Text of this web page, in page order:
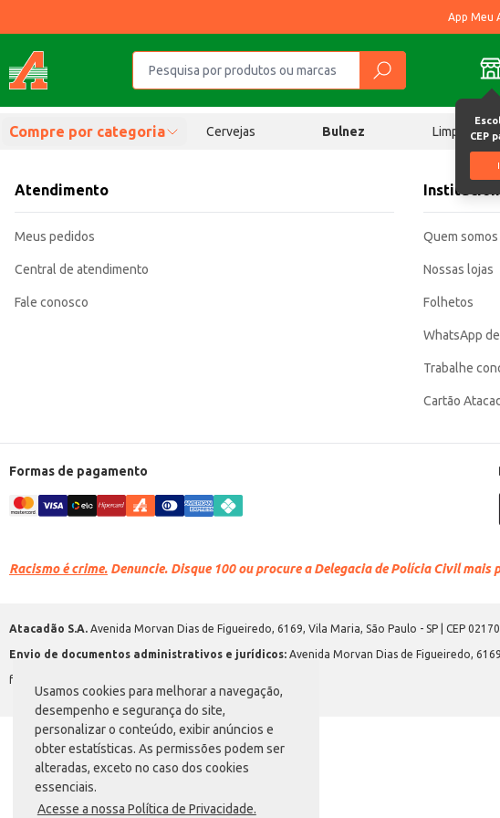
Usamos cookies para melhorar a navegação,
desempenho e segurança do site,
personalizar o conteúdo, exibir anúncios e
obter estatísticas. As permissões podem ser
alteradas, exceto no caso dos cookies
essenciais.
Acesse a nossa Política de Privacidade.
App Meu
CEP
Compre por categoria Cervejas Bulnez Limpeza
Atendimento
Meus pedidos
Central de atendimento
Fale conosco
Quem somos
Nossas lojas
Folhetos
WhatsApp
Trabalhe
Cartão
Formas de pagamento
Racismo é crime. Denuncie. Disque 100 ou procure a Delegacia de Polícia Civil
Atacadão S.A. Avenida Morvan Dias de Figueiredo, 6169, Vila Maria, São Paulo - SP | CEP
Envio de documentos administrativos e jurídicos: Avenida Morvan Dias de Figueiredo,
faleconosco@atacadao.com.br